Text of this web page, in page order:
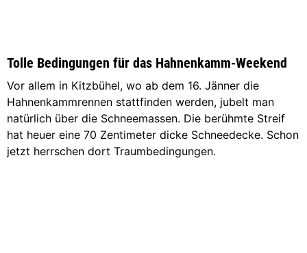
Tolle Bedingungen für das Hahnenkamm-Weekend
Vor allem in Kitzbühel, wo ab dem 16. Jänner die
Hahnenkammrennen stattfinden werden, jubelt man
natürlich über die Schneemassen. Die berühmte Streif
hat heuer eine 70 Zentimeter dicke Schneedecke. Schon
jetzt herrschen dort Traumbedingungen.